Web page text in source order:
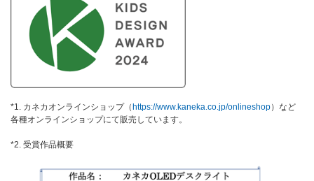
*1. カネカオンラインショップ（ https://www.kaneka.co.jp/onlineshop）など
各種オンラインショップにて販売しています。
*2. 受賞作品概要